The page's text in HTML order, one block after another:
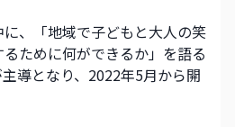
、「地域で子どもと大人の笑
ために何ができるか」を語る
導となり、2022年5月から開